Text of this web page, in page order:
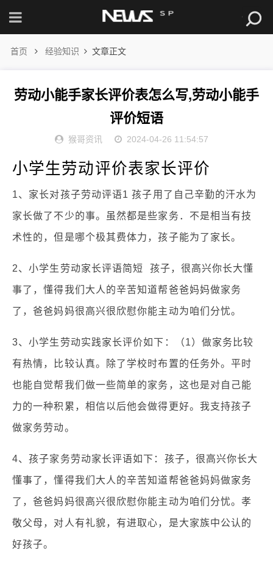
首页 经验知识 文章正文
劳动小能手家长评价表怎么写,劳动小能手
评价短语
猴哥资讯 2024-04-26 11:54:57
小学生劳动评价表家长评价
1、家长对孩子劳动评语1 孩子用了自己辛勤的汗水为
家长做了不少的事。虽然都是些家务．不是相当有技
术性的，但是哪个极其费体力，孩子能为了家长。
2、小学生劳动家长评语简短 孩子，很高兴你长大懂
事了，懂得我们大人的辛苦知道帮爸爸妈妈做家务
了，爸爸妈妈很高兴很欣慰你能主动为咱们分忧。
3、小学生劳动实践家长评价如下：（1）做家务比较
有热情，比较认真。除了学校时布置的任务外。平时
也能自觉帮我们做一些简单的家务，这也是对自己能
力的一种积累，相信以后他会做得更好。我支持孩子
做家务劳动。
4、孩子家务劳动家长评语如下：孩子，很高兴你长大
懂事了，懂得我们大人的辛苦知道帮爸爸妈妈做家务
了，爸爸妈妈很高兴很欣慰你能主动为咱们分忧。孝
敬父母，对人有礼貌，有进取心，是大家族中公认的
好孩子。